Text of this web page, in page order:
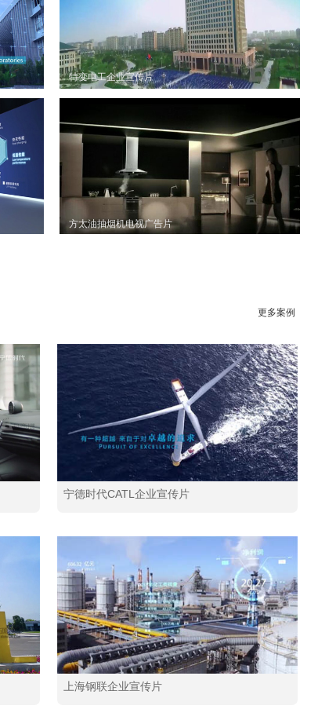
特变电工企业宣传片
方太油抽烟机电视广告片
更多案例
宁德时代CATL企业宣传片
上海钢联企业宣传片